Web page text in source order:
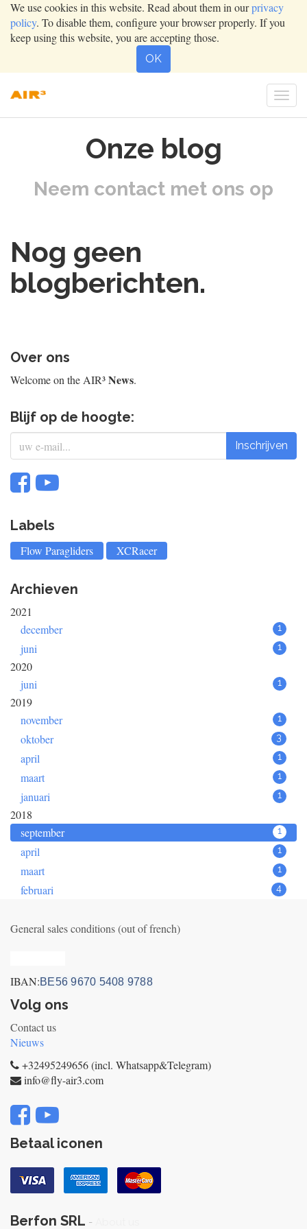
We use cookies in this website. Read about them in ourprivacy
policy. To disable them, configure your browser properly. If you
keep using this website, you are accepting those.
OK
Onze blog
Neem contact met ons op
Nog geen
blogberichten.
Over ons
Welcome on the AIR³News.
Blijf op de hoogte:
Inschrijven
Labels
Flow Paragliders XCRacer
Archieven
2021
december
1
juni 1
2020
juni
1
2019
november
1
oktober 3
april 1
maart 1
januari 1
2018
september
1
april 1
maart 1
februari 4
General sales conditions (out of french)
IBAN:BE56 9670 5408 9788
Volg ons
Contact us
Nieuws
+32495249656 (incl. Whatsapp&Telegram)
info@fly-air3.com
Betaal iconen
Berfon SRL -